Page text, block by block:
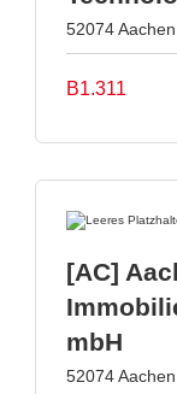
52074
B1.311
[AC]
mbH
52074